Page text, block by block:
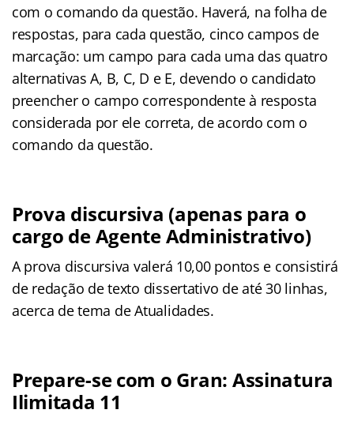
com o comando da questão. Haverá, na folha de
respostas, para cada questão, cinco campos de
marcação: um campo para cada uma das quatro
alternativas A, B, C, D e E, devendo o candidato
preencher o campo correspondente à resposta
considerada por ele correta, de acordo com o
comando da questão.
Prova discursiva (apenas para o
cargo de Agente Administrativo)
A prova discursiva valerá 10,00 pontos e consistirá
de redação de texto dissertativo de até 30 linhas,
acerca de tema de Atualidades.
Prepare-se com o Gran: Assinatura
Ilimitada 11